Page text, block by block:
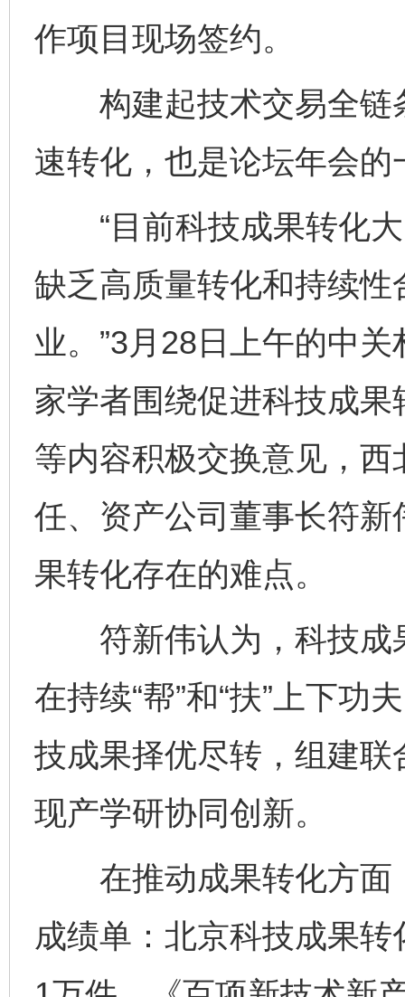
作项目现场签约。
构建起技术交易全链
速转化，也是论坛年会的
“目前科技成果转化大
缺乏高质量转化和持续
业。”3月28日上午的中
家学者围绕促进科技成
等内容积极交换意见，
任、资产公司董事长符
果转化存在的难点。
符新伟认为，科技成
在持续“帮”和“扶”上下功
技成果择优尽转，组建
现产学研协同创新。
在推动成果转化方面
成绩单：北京科技成果